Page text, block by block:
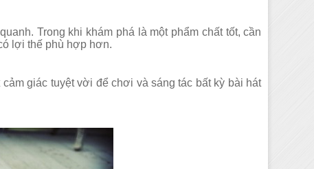
Trong khi khám phá là một phẩm chất tốt, cần
lợi thế phù hợp hơn.
giác tuyệt vời để chơi và sáng tác bất kỳ bài hát